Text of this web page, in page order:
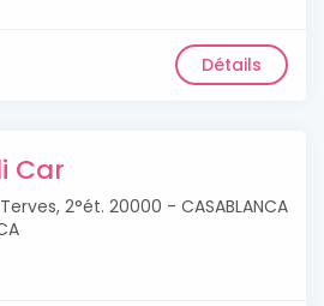
Détails
Car
2°ét. 20000 - CASABLANCA